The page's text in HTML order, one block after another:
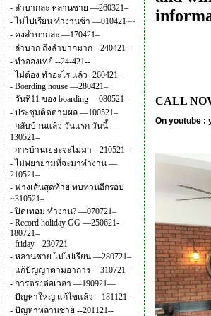
- ลำบากละ หลานชาย —260321–
- ไม่ไปเรียน ทำงานช้า —010421~~
- คงลำบากละ —170421–
- ลำบาก ถึงลำบากมาก --240421--
- ทำอองเทย์ --24-421--
- ไม่ต้อง ทำอะไร แล้ว -260421–
- Boarding house —280421–
- วันที่11 ของ boarding —080521–
- ประชุมติดตามผล —100521–
- กลับบ้านแล้ว วันแรก วันนี้ —
130521–
- การบ้านเยอะจะไม่มา --210521--
- ไม่พยายามที่จะมาทำงาน —
210521–
- ฟางเส้นสุดท้าย ทบทวนอีกรอบ
~310521–
-ปิดเทอม ทำงาน? —070721–
- Record holiday GG —250621-
180721–
- friday --230721--
- หลานชาย ไม่ไปเรียน —280721–
- แก้ปัญญาตามอาการ -- 310721--
- การตรงต่อเวลา —190921—
- ปัญหาใหญ่ แก้ไขแล้ว—181121–
- ปัญหาหลานชาย --201121--
CALL
On youtube :